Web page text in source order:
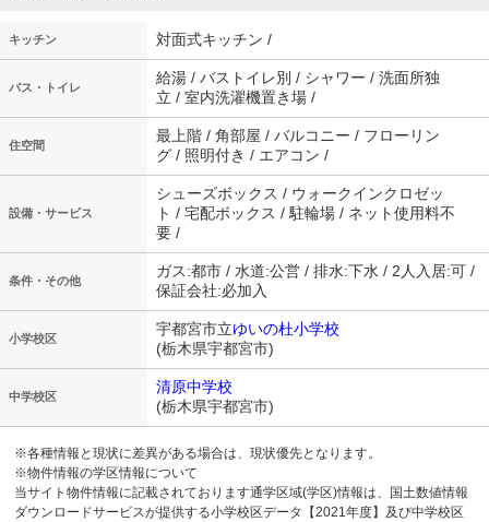
キッチン 対面式キッチン /
バス・トイレ
給湯 / バストイレ別 / シャワー / 洗面所独
立 / 室内洗濯機置き場 /
住空間
最上階 / 角部屋 / バルコニー / フローリン
グ / 照明付き / エアコン /
設備・サービス
シューズボックス / ウォークインクロゼッ
ト / 宅配ボックス / 駐輪場 / ネット使用料不
要 /
条件・その他
ガス:都市 / 水道:公営 / 排水:下水 / 2人入居:可 /
保証会社:必加入
小学校区
宇都宮市立ゆいの杜小学校
(栃木県宇都宮市)
中学校区
清原中学校
(栃木県宇都宮市)
※各種情報と現状に差異がある場合は、現状優先となります。
※物件情報の学区情報について
当サイト物件情報に記載されております通学区域(学区)情報は、国土数値情報
ダウンロードサービスが提供する小学校区データ【2021年度】及び中学校区